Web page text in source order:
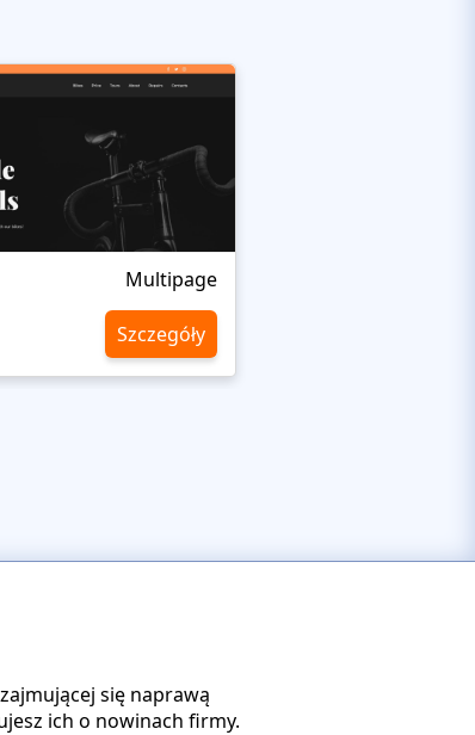
Multipage
Szczegóły
się naprawą
ich o nowinach firmy.